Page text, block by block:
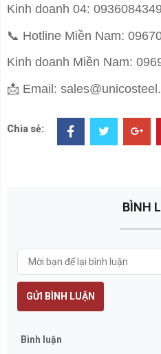
Kinh doanh 04:
📞 Hotline Miền Nam:
Kinh doanh Miền Nam:
📩 Email:
Chia sẻ:
BÌNH
GỬI BÌNH LUẬN
Bình luận